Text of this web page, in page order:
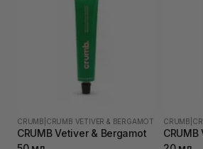
CRUMB CRUMB VETIVER & BERGAMOT
CRUMB Vetiver & Bergamot
CRUMB